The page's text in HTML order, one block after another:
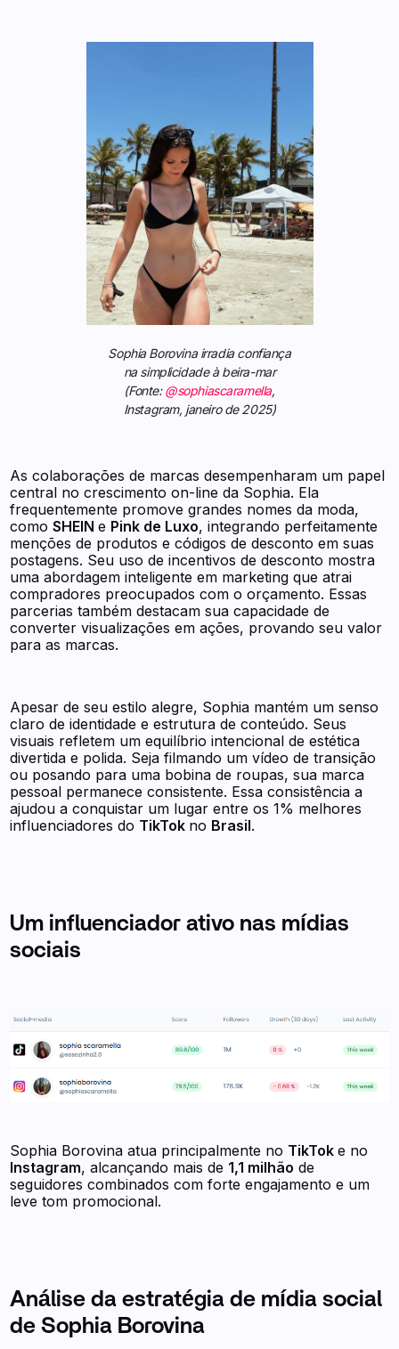
Sophia Borovina irradia confiança
na simplicidade à beira-mar
(Fonte:@sophiascaramella,
Instagram, janeiro de 2025)
As colaborações de marcas desempenharam um papel
central no crescimento on-line da Sophia. Ela
frequentemente promove grandes nomes da moda,
comoSHEINe Pink de Luxo, integrando perfeitamente
menções de produtos e códigos de desconto em suas
postagens. Seu uso de incentivos de desconto mostra
uma abordagem inteligente em marketing que atrai
compradores preocupados com o orçamento. Essas
parcerias também destacam sua capacidade de
converter visualizações em ações, provando seu valor
para as marcas.
Apesar de seu estilo alegre, Sophia mantém um senso
claro de identidade e estrutura de conteúdo. Seus
visuais refletem um equilíbrio intencional de estética
divertida e polida. Seja filmando um vídeo de transição
ou posando para uma bobina de roupas, sua marca
pessoal permanece consistente. Essa consistência a
ajudou a conquistar um lugar entre os 1% melhores
influenciadores do TikTok no Brasil.
Um influenciador ativo nas mídias
sociais
Sophia Borovina atua principalmente no TikToke no
Instagram, alcançando mais de 1,1 milhão de
seguidores combinados com forte engajamento e um
leve tom promocional.
Análise da estratégia de mídia social
de Sophia Borovina